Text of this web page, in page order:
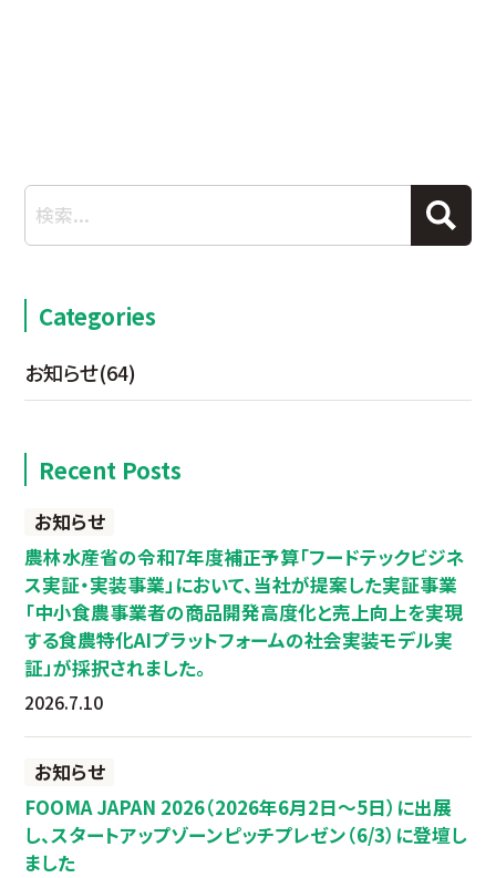
Categories
お知らせ(64)
Recent Posts
お知らせ
農林水産省の令和7年度補正予算「フードテックビジネ
ス実証・実装事業」において、当社が提案した実証事業
「中小食農事業者の商品開発高度化と売上向上を実現
する食農特化AIプラットフォームの社会実装モデル実
証」が採択されました。
2026.7.10
お知らせ
FOOMA JAPAN 2026（2026年6月2日～5日）に出展
し、スタートアップゾーンピッチプレゼン（6/3）に登壇し
ました